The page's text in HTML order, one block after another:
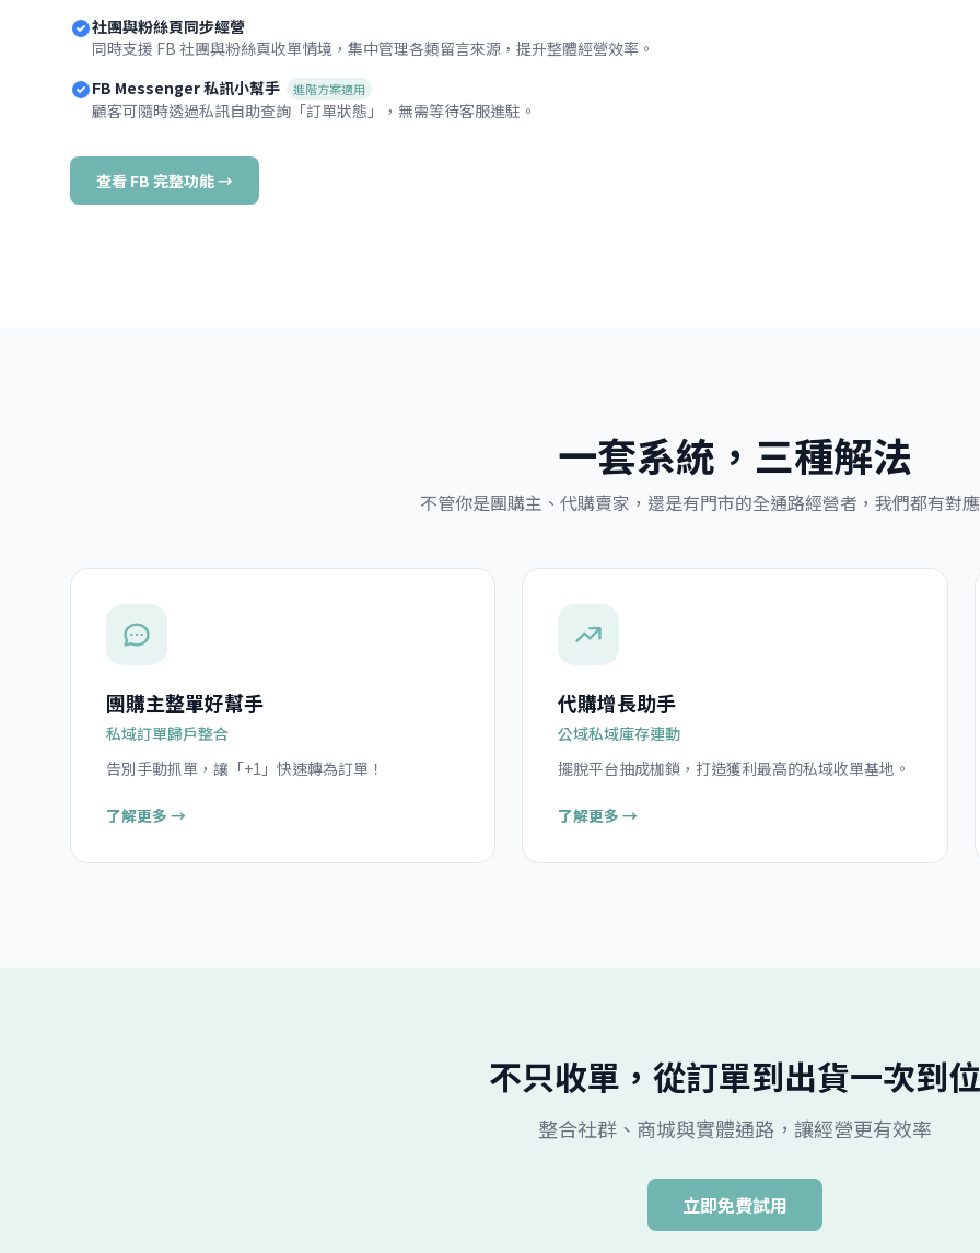
社團與粉絲頁同步經營
同時支援 FB 社團與粉絲頁收單情境，集中管理各類留言來源，提升整體經營效率。
FB Messenger 私訊小幫手
進階方案適用
顧客可隨時透過私訊自助查詢「訂單狀態」，無需等待客服進駐。
查看 FB 完整功能 →
一套系統，三種解法
不管你是團購主、代購賣家，還是有門市的全通路經營者，我們都有對
團購主整單好幫手
私域訂單歸戶整合
告別手動抓單，讓「+1」快速轉為訂單！
了解更多 →
代購增長助手
公域私域庫存連動
擺脫平台抽成枷鎖，打造獲利最高的私域收單基地。
了解更多 →
不只收單，從訂單到出貨一次到位
整合社群、商城與實體通路，讓經營更有效率
立即免費試用